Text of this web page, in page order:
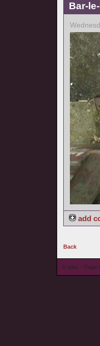
Bar-
add
Back
© wieL - Page